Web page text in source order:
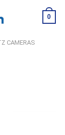
0
CAMERAS